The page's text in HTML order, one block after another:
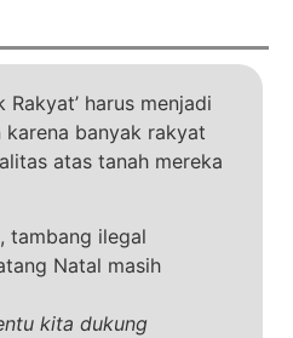
Rakyat’ harus menjadi
banyak rakyat
atas tanah mereka
tambang ilegal
Natal masih
kita dukung